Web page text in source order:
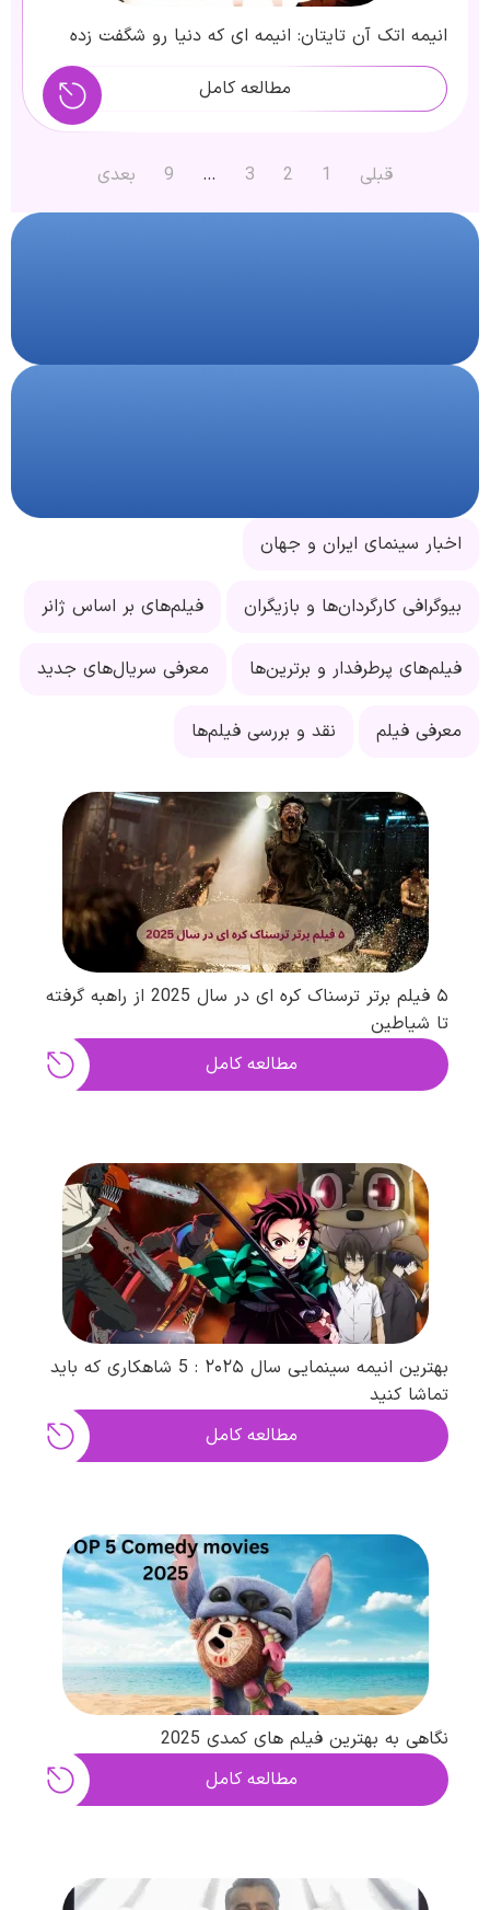
انیمه اتک آن تایتان: انیمه ای که دنیا رو شگفت زده
کرد
مطالعه کامل
قبلی 1
2
3
…
9 بعدی
اخبار سینمای ایران و جهان
بیوگرافی کارگردان‌ها و بازیگران فیلم‌های بر اساس ژانر
فیلم‌های پرطرفدار و برترین‌ها معرفی سریال‌های جدید
معرفی فیلم نقد و بررسی فیلم‌ها
۵ فیلم برتر ترسناک کره ای در سال 2025 از راهبه گرفته
تا شیاطین
مطالعه کامل
بهترین انیمه سینمایی سال ۲۰۲۵ : 5 شاهکاری که باید
تماشا کنید
مطالعه کامل
نگاهی به بهترین فیلم های کمدی 2025
مطالعه کامل